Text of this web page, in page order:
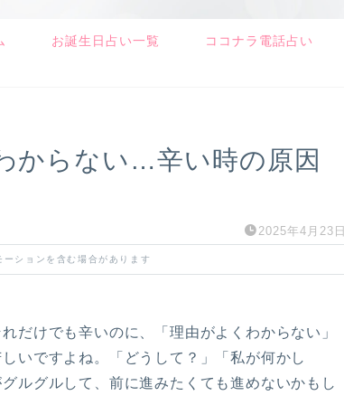
お誕生日占い一覧 ココナラ電話占い
からない…辛い時の原因
2025年4月23日
ーションを含む場合があります
だけでも辛いのに、「理由がよくわからない」
いですよね。「どうして？」「私が何かし
ルグルして、前に進みたくても進めないかもし